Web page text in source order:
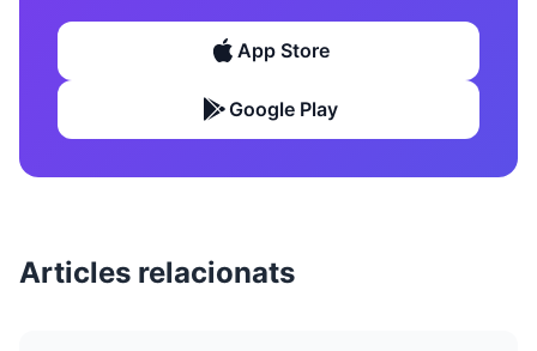
App Store
Google Play
Articles relacionats